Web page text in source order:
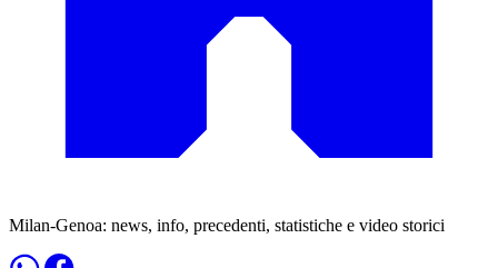
Milan-Genoa: news, info, precedenti, statistiche e video storici